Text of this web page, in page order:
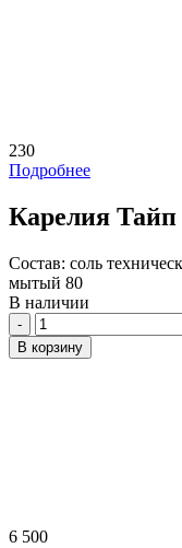
230
Подробнее
Карелия
Состав: соль
мытый 80
В наличии
Количество
В корзину
6 500